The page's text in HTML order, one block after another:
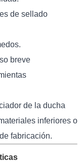
de sellado
breve
de la ducha
inferiores o
fabricación.